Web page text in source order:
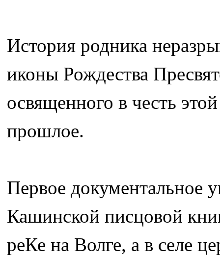
История родника
иконы Рождества
освященного в честь
прошлое.
Первое документальное
Кашинской писцовой
реКе на Волге, а в селе